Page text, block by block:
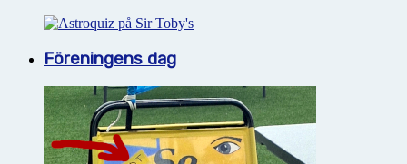
Föreningens dag